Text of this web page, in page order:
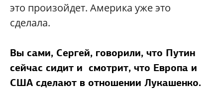
это произойдет. Америка уже это
сделала.
Вы сами, Сергей, говорили, что Путин
сейчас сидит и смотрит, что Европа и
США сделают в отношении Лукашенко.